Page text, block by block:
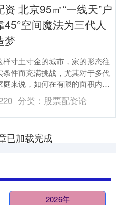
资 北京95㎡“一线天”户
45°空间魔法为三代人
梦
样寸土寸金的城市，家的形态往
条件而充满挑战，尤其对于多代
庭来说，如何在有限的面积内，
个家庭成员的独立与隐私，又维
紧密的情....
分类： 股票配资论
已加载完成
2026年